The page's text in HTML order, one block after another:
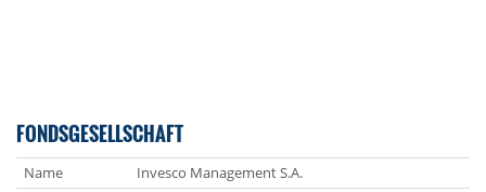
FONDSGESELLSCHAFT
Name
Invesco Management S.A.